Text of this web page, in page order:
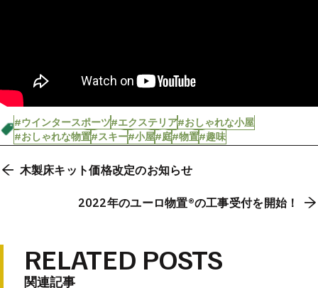
#ウインタースポーツ#エクステリア#おしゃれな小屋
#おしゃれな物置#スキー#小屋#庭#物置#趣味
木製床キット価格改定のお知らせ
2022年のユーロ物置®の工事受付を開始！
RELATED POSTS
関連記事